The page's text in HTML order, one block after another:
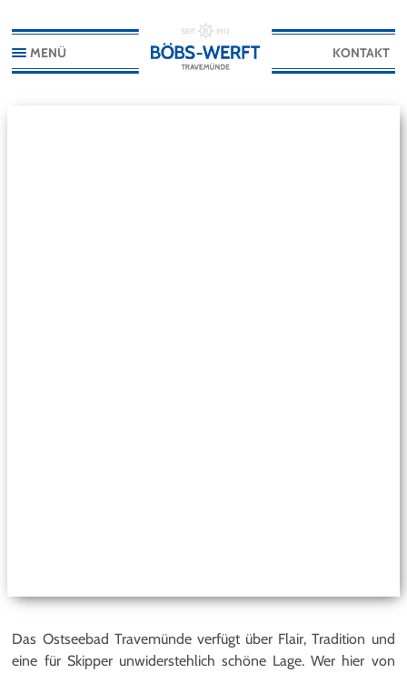
MENÜ KONTAKT
Das Ostseebad Travemünde verfügt über Flair, Tradition und
eine für Skipper unwiderstehlich schöne Lage. Wer hier von